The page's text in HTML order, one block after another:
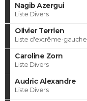
Nagib Azergui
Liste Divers
Olivier Terrien
Liste d'extrême-gauche
Caroline Zorn
Liste Divers
Audric Alexandre
Liste Divers